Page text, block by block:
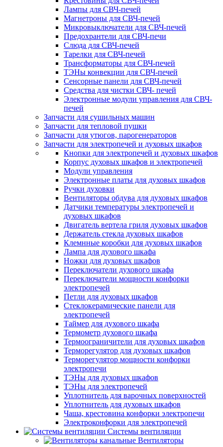
Лампы для СВЧ-печей
Магнетроны для СВЧ-печей
Микровыключатели для СВЧ-печей
Предохрантели для СВЧ-печи
Слюда для СВЧ-печей
Тарелки для СВЧ-печей
Трансформаторы для СВЧ-печей
ТЭНы конвекции для СВЧ-печей
Сенсорные панели для СВЧ-печей
Средства для чистки СВЧ- печей
Электронные модули управления для СВЧ-
печей
Запчасти для сушильных машин
Запчасти для тепловой пушки
Запчасти для утюгов, парогенераторов
Запчасти для электропечей и духовых шкафов
Кнопки для электропечей и духовых шкафов
Корпус духовых шкафов и электропечей
Модули управления
Электронные платы для духовых шкафов
Ручки духовки
Вентиляторы обдува для духовых шкафов
Датчики температуры электропечей и
духовых шкафов
Двигатель вертела гриля духовых шкафов
Держатель стекла духовых шкафов
Клемнные коробки для духовых шкафов
Лампа для духового шкафа
Ножки для духовых шкафов
Переключатели духового шкафа
Переключатели мощности конфорки
электропечей
Петли для духовых шкафов
Стеклокерамические панели для
электропечей
Таймер для духового шкафа
Термометр духового шкафа
Термоограничители для духовых шкафов
Терморегулятор для духовых шкафов
Терморегулятор мощности конфорки
электропечи
ТЭНы для духовых шкафов
ТЭНы для электропечей
Уплотнитель для варочных поверхностей
Уплотнитель для духовых шкафов
Чаша, крестовина конфорки электропечи
Электроконфорки для электропечей
Системы вентиляции
Вентиляторы